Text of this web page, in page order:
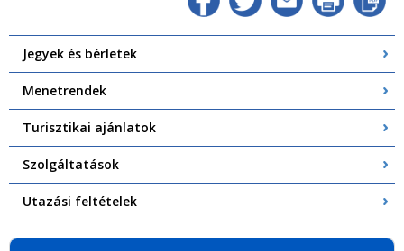
Jegyek és bérletek
Menetrendek
Turisztikai ajánlatok
Szolgáltatások
Utazási feltételek